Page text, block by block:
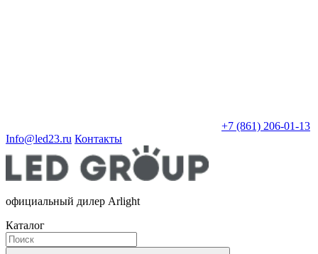
+7 (861) 206-01-13
Info@led23.ru Контакты
официальный дилер Arlight
Каталог